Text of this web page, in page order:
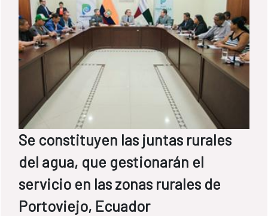
Se constituyen las juntas rurales
del agua, que gestionarán el
servicio en las zonas rurales de
Portoviejo, Ecuador